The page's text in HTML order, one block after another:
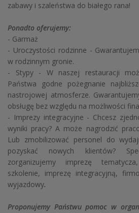
zabawy i szaleństwa do białego rana!
Ponadto oferujemy:
- Garmaż
- Uroczystości rodzinne -
w rodzinnym gronie.
- Stypy - W naszej restauracji
Państwa godne pożegnanie
nastrojowej atmosferze.
obsługę bez względu na możliwości
- Imprezy integracyjne - Chcesz
wyniki pracy? A może nagrodzić
Lub zmobilizować personel do
pozyskać nowych klientów?
zorganizujemy imprezę
szkolenie, imprezę integracyjną,
wyjazdowy.
Proponujemy Państwu pomoc w